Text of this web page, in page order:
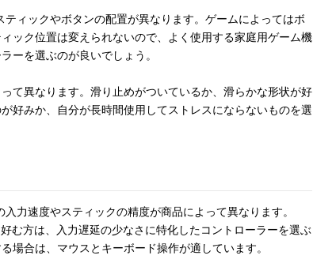
ィックやボタンの配置が異なります。ゲームによってはボ
ック位置は変えられないので、よく使用する家庭用ゲーム機
ーを選ぶのが良いでしょう。
て異なります。滑り止めがついているか、滑らかな形状が好
好みか、自分が長時間使用してストレスにならないものを選
力速度やスティックの精度が商品によって異なります。
む方は、入力遅延の少なさに特化したコントローラーを選ぶ
場合は、マウスとキーボード操作が適しています。